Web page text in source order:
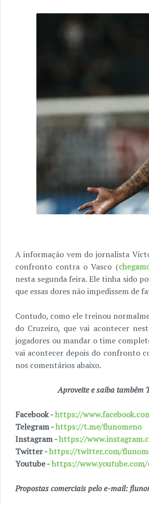
A informação vem do jornalista
confronto contra o Vasco (
nesta segunda feira. Ele tinha sido
que essas dores não impedissem de
Contudo, como ele treinou
do Cruzeiro, que vai acontecer
jogadores ou mandar o time
vai acontecer depois do confronto
nos comentários abaixo.
Aproveite e saiba também
Facebook -https://
Telegram -https://t.me/flunomeno
Instagram -https://
Twitter -https://twitter.com/
Youtube -https://www.youtube.com/
Propostas comerciais pelo e-mail: